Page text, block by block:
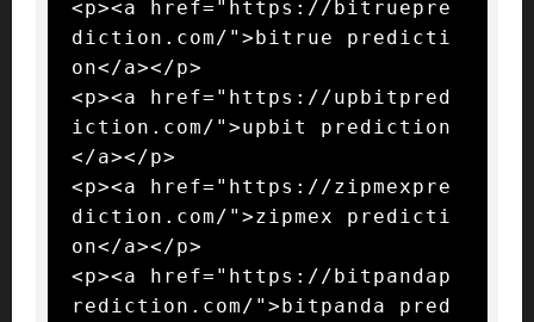
<p><a href="https://bitruepre
diction.com/">bitrue predicti
on</a></p>
<p><a href="https://upbitpred
iction.com/">upbit prediction
</a></p>
<p><a href="https://zipmexpre
diction.com/">zipmex predicti
on</a></p>
<p><a href="https://bitpandap
rediction.com/">bitpanda pred